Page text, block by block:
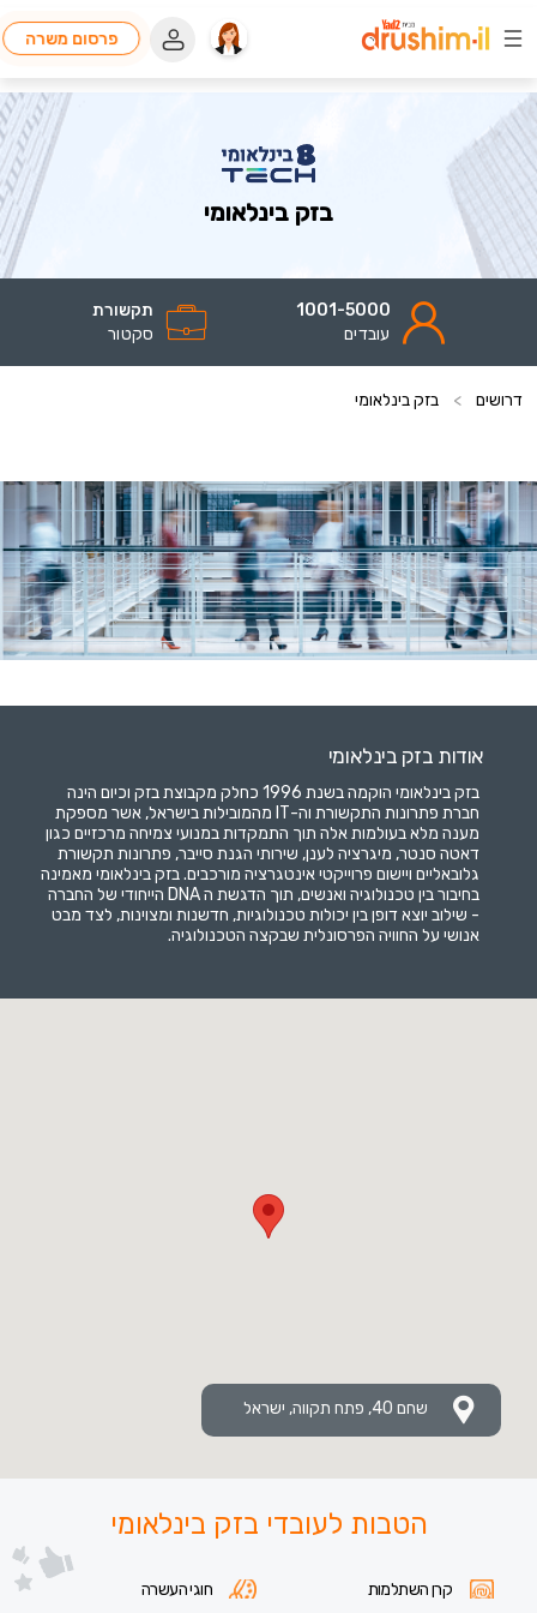
פרסום משרה
בזק בינלאומי
1001-5000
עובדים
תקשורת
סקטור
דרושים > בזק בינלאומי
אודות בזק בינלאומי
בזק בינלאומי הוקמה בשנת 1996 כחלק מקבוצת בזק וכיום הינה
חברת פתרונות התקשורת וה-IT מהמובילות בישראל, אשר מספקת
מענה מלא בעולמות אלה תוך התמקדות במנועי צמיחה מרכזיים כגון
דאטה סנטר, מיגרציה לענן, שירותי הגנת סייבר, פתרונות תקשורת
גלובאליים ויישום פרוייקטי אינטגרציה מורכבים. בזק בינלאומי מאמינה
בחיבור בין טכנולוגיה ואנשים, תוך הדגשת ה DNA הייחודי של החברה
- שילוב יוצא דופן בין יכולות טכנולוגיות, חדשנות ומצוינות, לצד מבט
אנושי על החוויה הפרסונלית שבקצה הטכנולוגיה.
שחם 40, פתח תקווה, ישראל
הטבות לעובדי בזק בינלאומי
קרן השתלמות
חוגי העשרה